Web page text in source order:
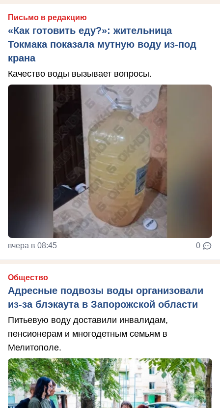
Письмо в редакцию
«Как готовить еду?»: жительница
Токмака показала мутную воду из-под
крана
Качество воды вызывает вопросы.
вчера в 08:45 0
Общество
Адресные подвозы воды организовали
из-за блэкаута в Запорожской области
Питьевую воду доставили инвалидам,
пенсионерам и многодетным семьям в
Мелитополе.